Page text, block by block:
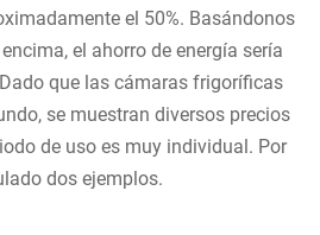
el 50%. Basándonos
el ahorro de energía sería
que las cámaras frigoríficas
se muestran diversos precios
de uso es muy individual. Por
dos ejemplos.